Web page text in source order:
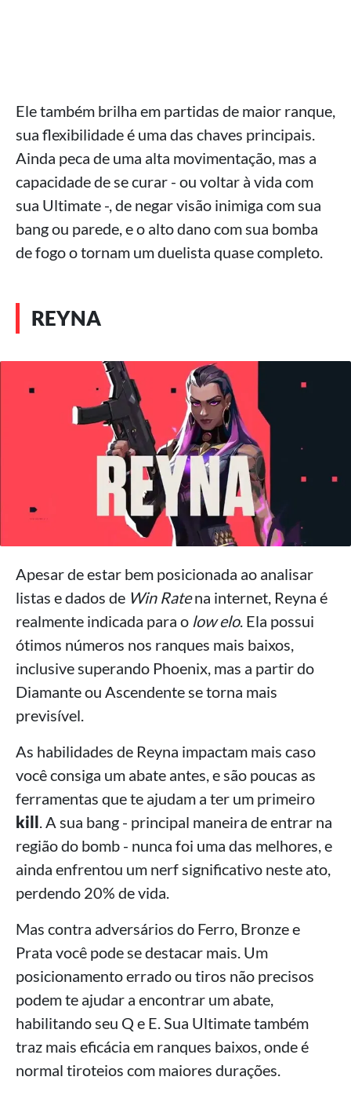
Ele também brilha em partidas de maior ranque,
sua flexibilidade é uma das chaves principais.
Ainda peca de uma alta movimentação, mas a
capacidade de se curar - ou voltar à vida com
sua Ultimate -, de negar visão inimiga com sua
bang ou parede, e o alto dano com sua bomba
de fogo o tornam um duelista quase completo.
REYNA
Apesar de estar bem posicionada ao analisar
listas e dados de Win Ratena internet, Reyna é
realmente indicada para o low elo. Ela possui
ótimos números nos ranques mais baixos,
inclusive superando Phoenix, mas a partir do
Diamante ou Ascendente se torna mais
previsível.
As habilidades de Reyna impactam mais caso
você consiga um abate antes, e são poucas as
ferramentas que te ajudam a ter um primeiro
kill. A sua bang - principal maneira de entrar na
região do bomb - nunca foi uma das melhores, e
ainda enfrentou um nerf significativo neste ato,
perdendo 20% de vida.
Mas contra adversários do Ferro, Bronze e
Prata você pode se destacar mais. Um
posicionamento errado ou tiros não precisos
podem te ajudar a encontrar um abate,
habilitando seu Q e E. Sua Ultimate também
traz mais eficácia em ranques baixos, onde é
normal tiroteios com maiores durações.